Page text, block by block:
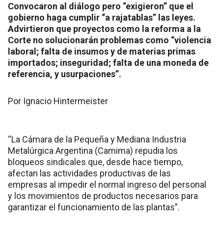
Convocaron al diálogo pero “exigieron” que el
gobierno haga cumplir “a rajatablas” las leyes.
Advirtieron que proyectos como la reforma a la
Corte no solucionarán problemas como “violencia
laboral; falta de insumos y de materias primas
importados; inseguridad; falta de una moneda de
referencia, y usurpaciones”.
Por Ignacio Hintermeister
“La Cámara de la Pequeña y Mediana Industria
Metalúrgica Argentina (Camima) repudia los
bloqueos sindicales que, desde hace tiempo,
afectan las actividades productivas de las
empresas al impedir el normal ingreso del personal
y los movimientos de productos necesarios para
garantizar el funcionamiento de las plantas”.